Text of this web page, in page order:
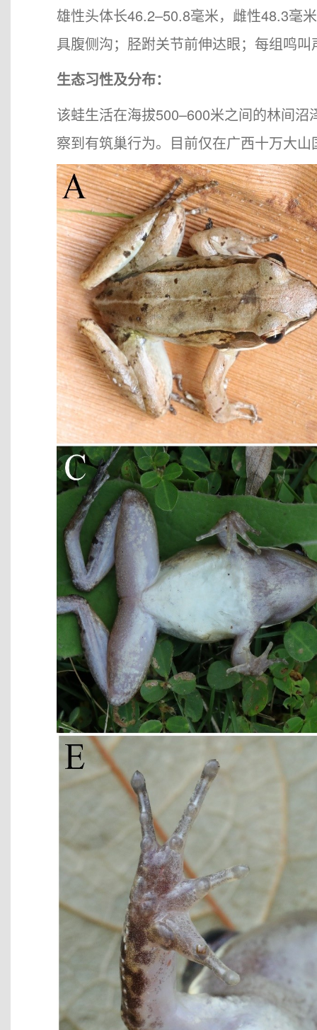
雄性头体长46.2–50.8毫米，雌性48.3毫
具腹侧沟；胫跗关节前伸达眼；每组鸣
生态习性及分布：
该蛙生活在海拔500–600米之间的林间
察到有筑巢行为。目前仅在广西十万大